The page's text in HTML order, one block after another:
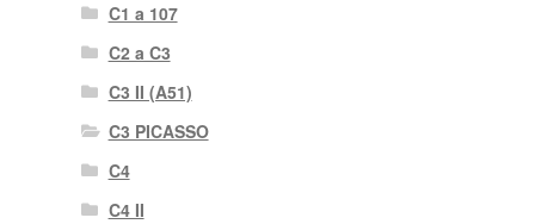
C1 a 107
C2 a C3
C3 II (A51)
C3 PICASSO
C4
C4 II